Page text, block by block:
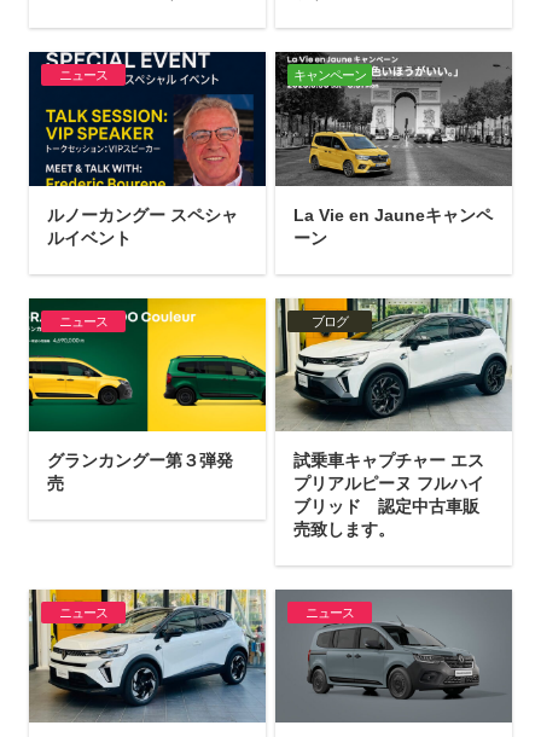
ニュース
ルノーカングー スペシャ
ルイベント
キャンペーン
La Vie en Jauneキャンペ
ーン
ニュース
グランカングー第３弾発
売
ブログ
試乗車キャプチャー エス
プリアルピーヌ フルハイ
ブリッド 認定中古車販
売致します。
ニュース ニュース